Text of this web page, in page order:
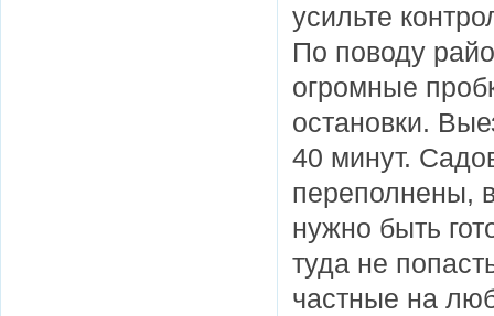
усильте
По поводу
огромные
остановки.
40 минут.
переполнены,
нужно быть
туда не
частные на